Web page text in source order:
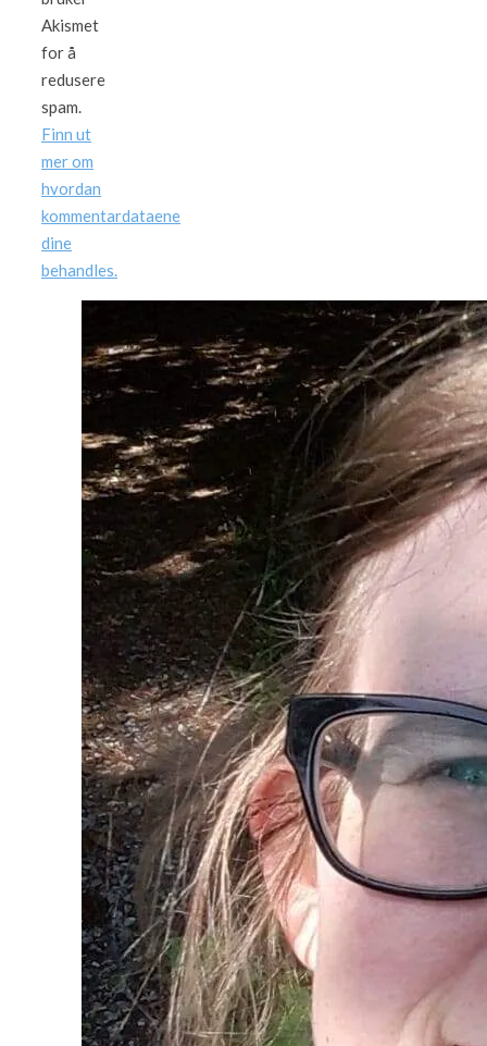
Akismet
for å
redusere
spam.
Finn ut
mer om
hvordan
kommentardataene
dine
behandles.